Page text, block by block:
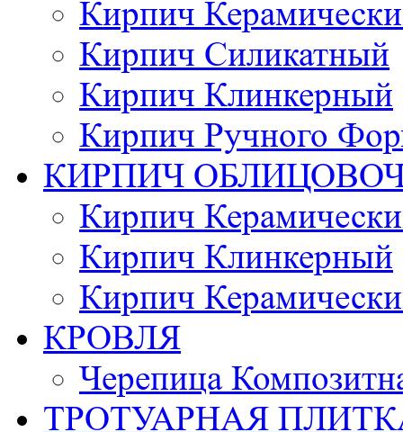
Кирпич
Кирпич Силикатный
Кирпич Клинкерный
Кирпич Ручного
КИРПИЧ
Кирпич
Кирпич Клинкерный
Кирпич
КРОВЛЯ
Черепица
ТРОТУАРНАЯ